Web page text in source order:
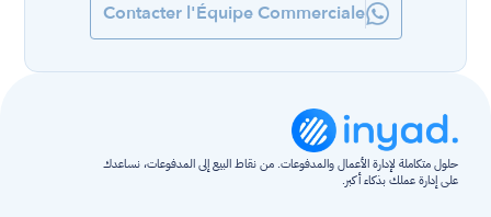
Contacter l'Équipe Commerciale
على إدارة عملك بذكاء أكبر.